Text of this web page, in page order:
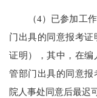
（4）已参加工作
门出具的同意报考
证明），其中，在编
管部门出具的同意
院人事处同意后最迟